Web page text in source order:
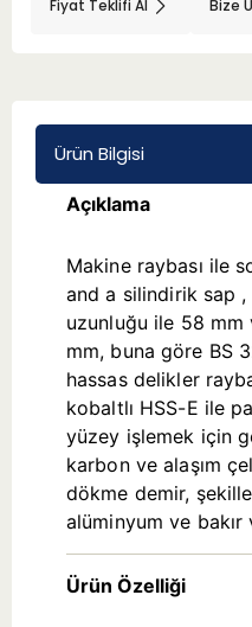
Fiyat Teklifi Al Bize
Ürün Bilgisi
Açıklama
Makine raybası ile
and a silindirik sap
uzunluğu ile 58
mm, buna göre BS
hassas delikler
kobaltlı HSS-E ile
yüzey işlemek için
karbon ve alaşım
dökme demir,
alüminyum ve bakır
Ürün Özelliği